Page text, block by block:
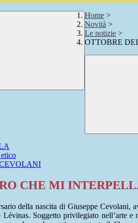
Home >
Novità >
Le notizie >
OTTOBRE
CHE MI
della nascita di Giuseppe Cevolani,
Lévinas. Soggetto privilegiato nell’arte